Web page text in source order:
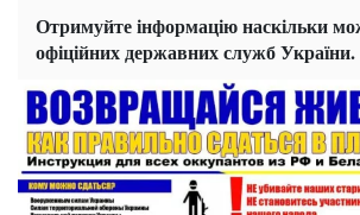
Отримуйте інформацію наскільки
офіційних державних служб України.